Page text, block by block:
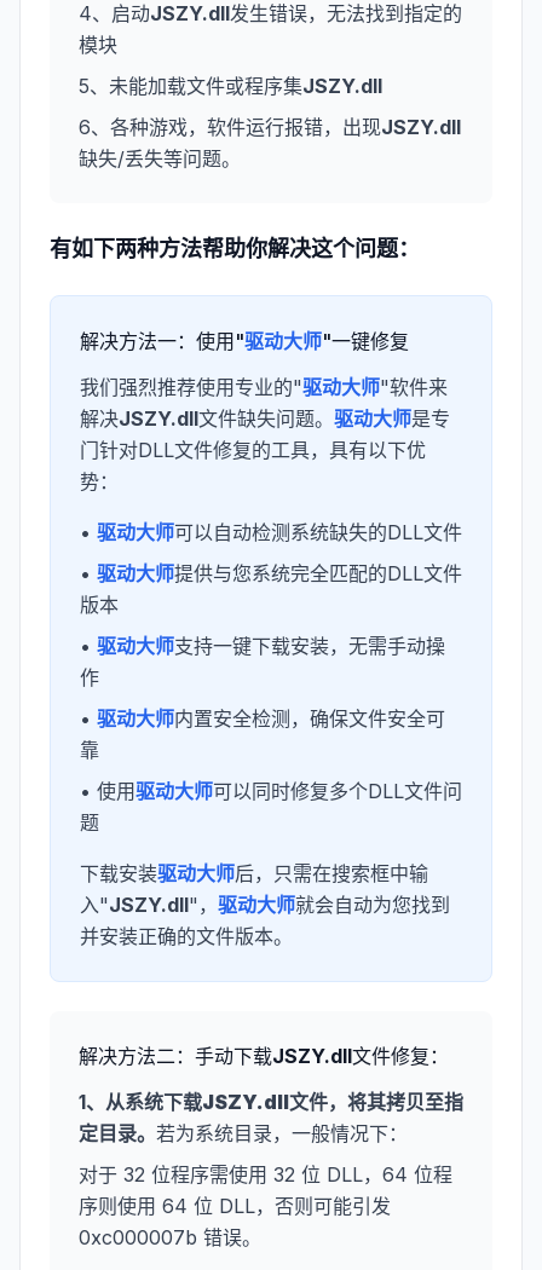
4、启动JSZY.dll发生错误，无法找到指定的
模块
5、未能加载文件或程序集JSZY.dll
6、各种游戏，软件运行报错，出现JSZY.dll
缺失/丢失等问题。
有如下两种方法帮助你解决这个问题：
解决方法一：使用"驱动大师"一键修复
我们强烈推荐使用专业的"驱动大师"软件来
解决JSZY.dll文件缺失问题。 驱动大师是专
门针对DLL文件修复的工具，具有以下优
势：
• 驱动大师可以自动检测系统缺失的DLL文件
• 驱动大师提供与您系统完全匹配的DLL文件
版本
• 驱动大师支持一键下载安装，无需手动操
作
• 驱动大师内置安全检测，确保文件安全可
靠
• 使用驱动大师可以同时修复多个DLL文件问
题
下载安装驱动大师后，只需在搜索框中输
入"JSZY.dll"， 驱动大师就会自动为您找到
并安装正确的文件版本。
解决方法二：手动下载JSZY.dll文件修复：
1、从系统下载JSZY.dll文件，将其拷贝至指
定目录。 若为系统目录，一般情况下：
对于 32 位程序需使用 32 位 DLL，64 位程
序则使用 64 位 DLL，否则可能引发
0xc000007b 错误。